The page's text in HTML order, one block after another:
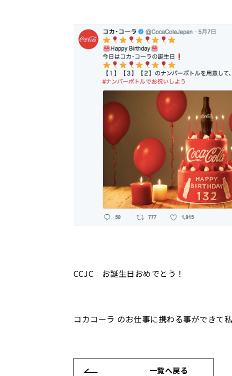
CCJC お誕生日おめでとう！
コカコーラ のお仕事に携わる事ができて私
一覧へ戻る